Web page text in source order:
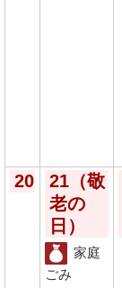
20 21 （敬
老の
日）
家庭
ごみ